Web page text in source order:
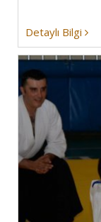
Detaylı Bilgi